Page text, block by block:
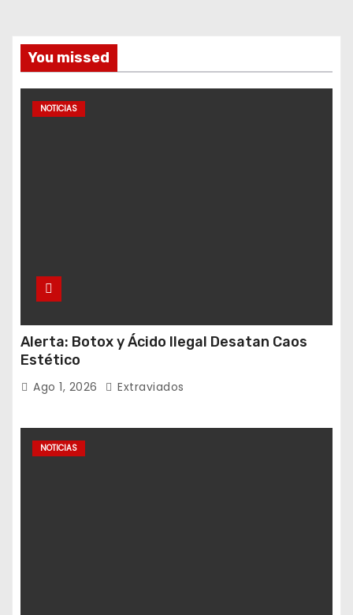
You missed
NOTICIAS
Alerta: Botox y Ácido Ilegal Desatan Caos
Estético
Ago 1, 2026 Extraviados
NOTICIAS